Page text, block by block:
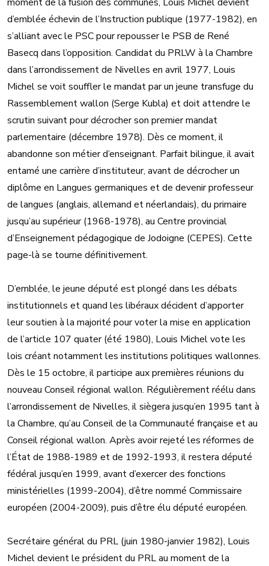
d’emblée échevin de l’Instruction publique (1977-1982), en
s’alliant avec le PSC pour repousser le PSB de René
Basecq dans l’opposition. Candidat du PRLW à la Chambre
dans l’arrondissement de Nivelles en avril 1977, Louis
Michel se voit souffler le mandat par un jeune transfuge du
Rassemblement wallon (Serge Kubla) et doit attendre le
scrutin suivant pour décrocher son premier mandat
parlementaire (décembre 1978). Dès ce moment, il
abandonne son métier d’enseignant. Parfait bilingue, il avait
entamé une carrière d’instituteur, avant de décrocher un
diplôme en Langues germaniques et de devenir professeur
de langues (anglais, allemand et néerlandais), du primaire
jusqu’au supérieur (1968-1978), au Centre provincial
d’Enseignement pédagogique de Jodoigne (CEPES). Cette
page-là se tourne définitivement.
D’emblée, le jeune député est plongé dans les débats
institutionnels et quand les libéraux décident d’apporter
leur soutien à la majorité pour voter la mise en application
de l’article 107 quater (été 1980), Louis Michel vote les
lois créant notamment les institutions politiques wallonnes.
Dès le 15 octobre, il participe aux premières réunions du
nouveau Conseil régional wallon. Régulièrement réélu dans
l’arrondissement de Nivelles, il siègera jusqu’en 1995 tant à
la Chambre, qu’au Conseil de la Communauté française et au
Conseil régional wallon. Après avoir rejeté les réformes de
l’État de 1988-1989 et de 1992-1993, il restera député
fédéral jusqu’en 1999, avant d’exercer des fonctions
ministérielles (1999-2004), d’être nommé Commissaire
européen (2004-2009), puis d’être élu député européen.
Secrétaire général du PRL (juin 1980-janvier 1982), Louis
Michel devient le président du PRL au moment de la